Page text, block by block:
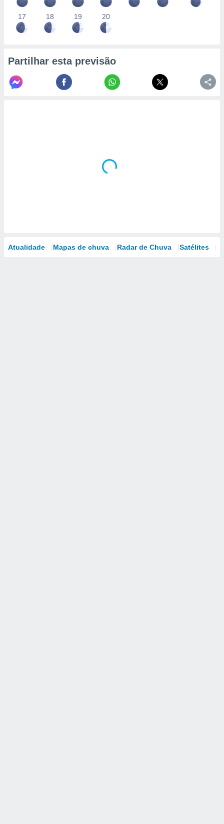
17 18 19 20
Partilhar esta previsão
Atualidade Mapas de chuva Radar de Chuva Satélites